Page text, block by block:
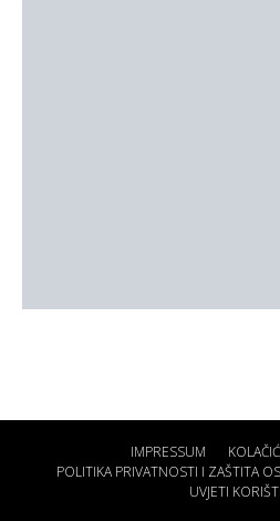
IMPRESSUM
POLITIKA PRIVATNOSTI I ZAŠTITA
UVJETI